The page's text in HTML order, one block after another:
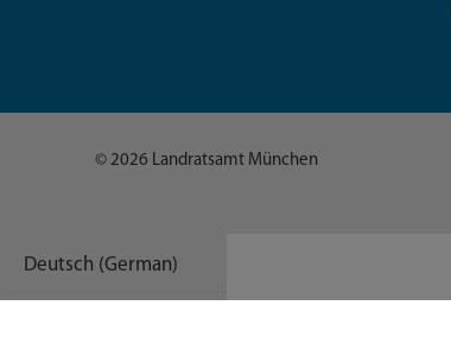
© 2026 Landratsamt München
Deutsch (German)